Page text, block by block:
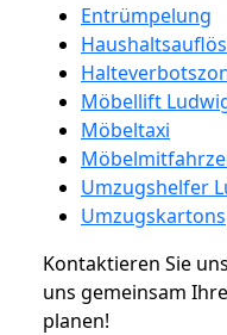
Entrümpelung
Möbellift
Möbeltaxi
Umzugshelfer
Umzugskartons
Kontaktieren Sie
uns gemeinsam
planen!